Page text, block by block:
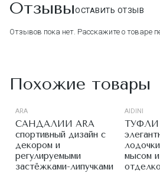
ОтзывыОСТАВИТЬ ОТЗЫВ
Отзывов пока нет. Расскажите о товаре
Похожие товары
ARA
САНДАЛИИ ARA
спортивный дизайн с
декором и
регулируемыми
застёжками-липучками
AIDINI
ТУФЛИ
мысом